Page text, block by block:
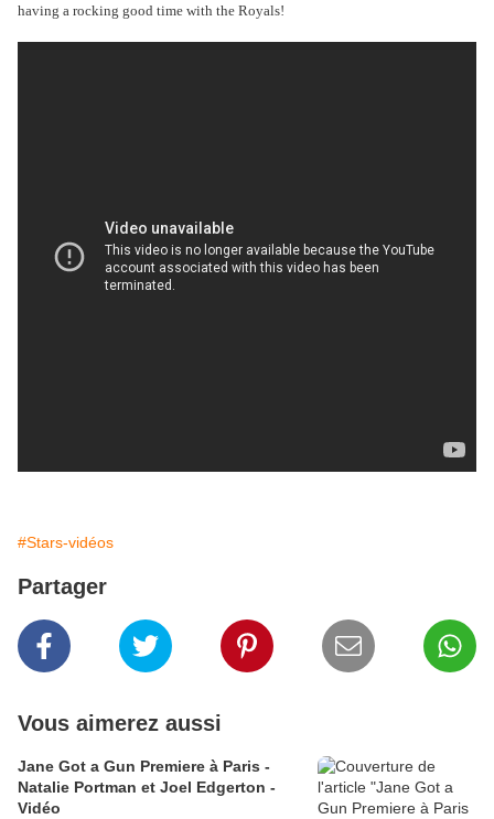
having a rocking good time with the Royals!
#Stars-vidéos
Partager
Vous aimerez aussi
Jane Got a Gun Premiere à Paris -
Natalie Portman et Joel Edgerton -
Vidéo